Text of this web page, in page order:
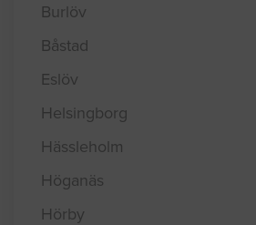
Burlöv
Båstad
Eslöv
Helsingborg
Hässleholm
Höganäs
Hörby